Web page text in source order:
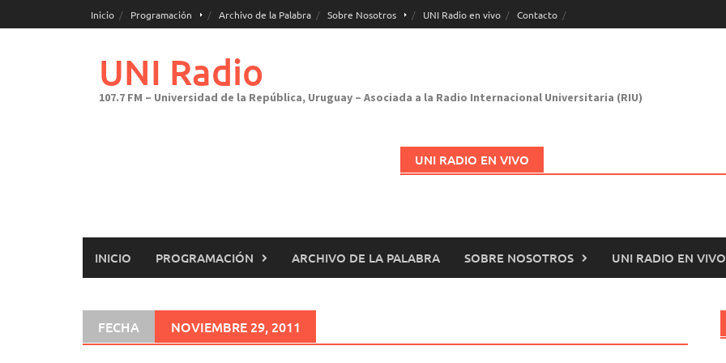
al
Inicio Programación Archivo de la Palabra Sobre Nosotros UNI Radio en vivo Contacto
UNI Radio
107.7 FM – Universidad de la República, Uruguay – Asociada a la Radio Internacional Universitaria (RIU)
UNI RADIO EN VIVO
INICIO PROGRAMACIÓN ARCHIVO DE LA PALABRA SOBRE NOSOTROS UNI RADIO EN VIVO
FECHA NOVIEMBRE 29, 2011